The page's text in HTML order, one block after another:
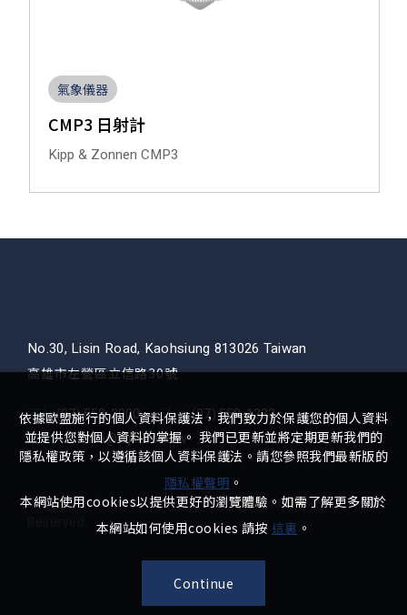
氣象儀器
CMP3 日射計
Kipp & Zonnen CMP3
No.30, Lisin Road, Kaohsiung 813026 Taiwan
高雄市左營區立信路30號
TEL (07) 558-2000 FAX (07) 558-1333
MAIL service@nijin.com.tw
© Nijin Environmental Technology Co., Ltd. All Right
依據歐盟施行的個人資料保護法，我們致力於保護您的個人資料
並提供您對個人資料的掌握。 我們已更新並將定期更新我們的
隱私權政策，以遵循該個人資料保護法。請您參照我們最新版的
隱私權聲明 。
本網站使用cookies以提供更好的瀏覽體驗。如需了解更多關於
本網站如何使用cookies 請按 這裏 。
Continue